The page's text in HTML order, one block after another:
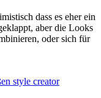
dass es eher ein
aber die Looks
oder sich für